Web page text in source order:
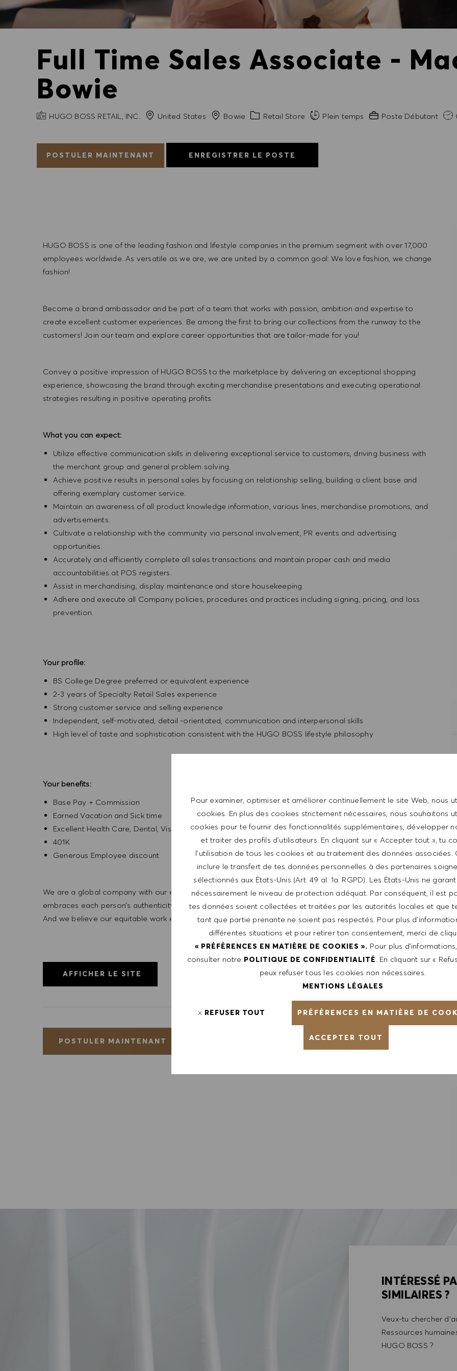
Pour examiner, optimiser et améliorer continuellement le site Web, nous
cookies. En plus des cookies strictement nécessaires, nous souhaitons
cookies pour te fournir des fonctionnalités supplémentaires, développer
et traiter des profils d’utilisateurs. En cliquant sur « Accepter tout », tu
l’utilisation de tous les cookies et au traitement des données associées.
inclure le transfert de tes données personnelles à des partenaires
sélectionnés aux États-Unis (Art. 49 al. 1a. RGPD). Les États-Unis ne
nécessairement le niveau de protection adéquat. Par conséquent, il est
tes données soient collectées et traitées par les autorités locales et que
tant que partie prenante ne soient pas respectés. Pour plus
différentes situations et pour retirer ton consentement, merci de
« PRÉFÉRENCES EN MATIÈRE DE COOKIES ». Pour plus
consulter notre POLITIQUE DE CONFIDENTIALITÉ. En cliquant sur «
peux refuser tous les cookies non nécessaires.
MENTIONS LÉGALES
PRÉFÉRENCES EN MATIÈRE DE
REFUSER TOUT
ACCEPTER TOUT
Full Time Sales Associate -
Bowie
NOM DE L'ENTREPRISE
HUGO BOSS RETAIL, INC. United States VilleBowie Catégorie
Retail Store Plein temps Expérience requise
Poste Débutant
POSTULER MAINTENANT ENREGISTRER LE POSTE
HUGO BOSS is one of the leading fashion and lifestyle companies in the premium segment with over 17,000
employees worldwide. As versatile as we are, we are united by a common goal: We love fashion, we change
fashion!
Become a brand ambassador and be part of a team that works with passion, ambition and expertise to
create excellent customer experiences. Be among the first to bring our collections from the runway to the
customers! Join our team and explore career opportunities that are tailor-made for you!
Convey a positive impression of HUGO BOSS to the marketplace by delivering an exceptional shopping
experience, showcasing the brand through exciting merchandise presentations and executing operational
strategies resulting in positive operating profits.
What you can expect:
Utilize effective communication skills in delivering exceptional service to customers, driving business with
the merchant group and general problem solving.
Achieve positive results in personal sales by focusing on relationship selling, building a client base and
offering exemplary customer service.
Maintain an awareness of all product knowledge information, various lines, merchandise promotions, and
advertisements.
Cultivate a relationship with the community via personal involvement, PR events and advertising
opportunities.
Accurately and efficiently complete all sales transactions and maintain proper cash and media
accountabilities at POS registers.
Assist in merchandising, display maintenance and store housekeeping.
Adhere and execute all Company policies, procedures and practices including signing, pricing, and loss
prevention.
Your profile:
BS College Degree preferred or equivalent experience
2-3 years of Specialty Retail Sales experience
Strong customer service and selling experience
Independent, self-motivated, detail -orientated, communication and interpersonal skills
High level of taste and sophistication consistent with the HUGO BOSS lifestyle philosophy
Your benefits:
Base Pay + Commission
Earned Vacation and Sick time
Excellent Health Care, Dental, Vision,
401K
Generous Employee discount
We are a global company with our employees representative of the world at large. Our inclusive culture
embraces each person’s authenticity and individuality. We are committed to equal employment opportunity.
And we believe our equitable work environment helps unleash your full potential and inspires you to thrive.
AFFICHER LE SITE
POSTULER MAINTENANT ENREGISTRER LE POSTE
INTÉRESSÉ
SIMILAIRES ?
Veux-tu chercher
Ressources
HUGO BOSS ?